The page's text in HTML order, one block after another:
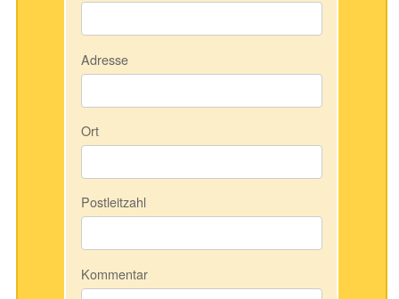
Adresse
Ort
Postleitzahl
Kommentar